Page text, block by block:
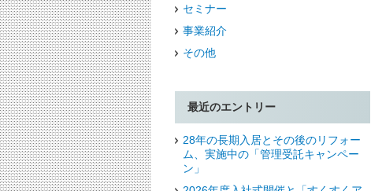
セミナー
事業紹介
その他
最近のエントリー
28年の長期入居とその後のリフォー
ム、実施中の「管理受託キャンペー
ン」